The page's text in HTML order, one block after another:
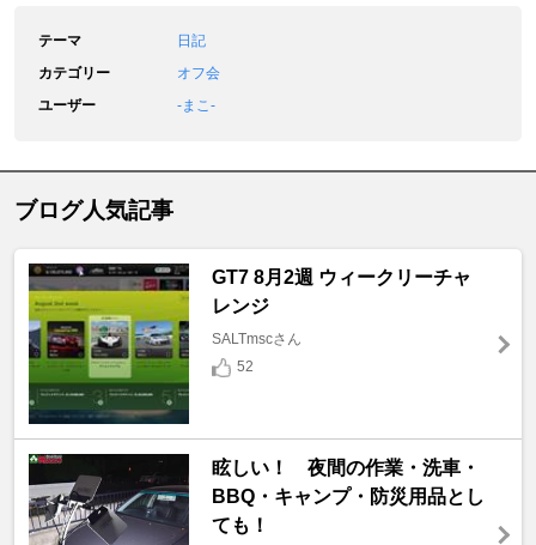
テーマ
日記
カテゴリー
オフ会
ユーザー
‐まこ‐
ブログ人気記事
GT7 8月2週 ウィークリーチャ
レンジ
SALTmscさん
52
眩しい！ 夜間の作業・洗車・
BBQ・キャンプ・防災用品とし
ても！